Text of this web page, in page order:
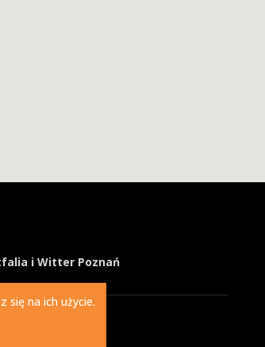
i Witter Poznań
się na ich użycie.